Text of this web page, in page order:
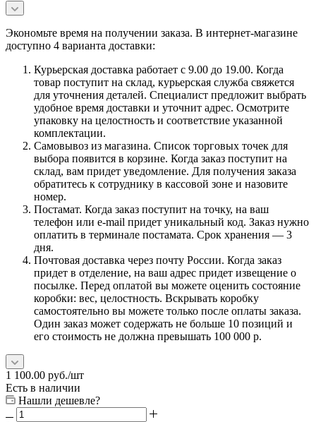
Экономьте время на получении заказа. В интернет-магазине
доступно 4 варианта доставки:
Курьерская доставка работает с 9.00 до 19.00. Когда
товар поступит на склад, курьерская служба свяжется
для уточнения деталей. Специалист предложит выбрать
удобное время доставки и уточнит адрес. Осмотрите
упаковку на целостность и соответствие указанной
комплектации.
Самовывоз из магазина. Список торговых точек для
выбора появится в корзине. Когда заказ поступит на
склад, вам придет уведомление. Для получения заказа
обратитесь к сотруднику в кассовой зоне и назовите
номер.
Постамат. Когда заказ поступит на точку, на ваш
телефон или e-mail придет уникальный код. Заказ нужно
оплатить в терминале постамата. Срок хранения — 3
дня.
Почтовая доставка через почту России. Когда заказ
придет в отделение, на ваш адрес придет извещение о
посылке. Перед оплатой вы можете оценить состояние
коробки: вес, целостность. Вскрывать коробку
самостоятельно вы можете только после оплаты заказа.
Один заказ может содержать не больше 10 позиций и
его стоимость не должна превышать 100 000 р.
1 100.00 руб./шт
Есть в наличии
Нашли дешевле?